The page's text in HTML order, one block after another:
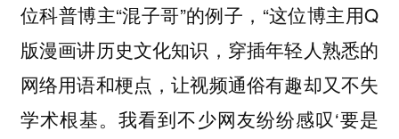
位科普博主“混子哥”的例子，“这位博主用Q
版漫画讲历史文化知识，穿插年轻人熟悉的
网络用语和梗点，让视频通俗有趣却又不失
学术根基。我看到不少网友纷纷感叹‘要是